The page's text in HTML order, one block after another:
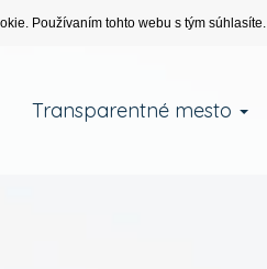
Používaním tohto webu s tým súhlasíte.
Transparentné mesto